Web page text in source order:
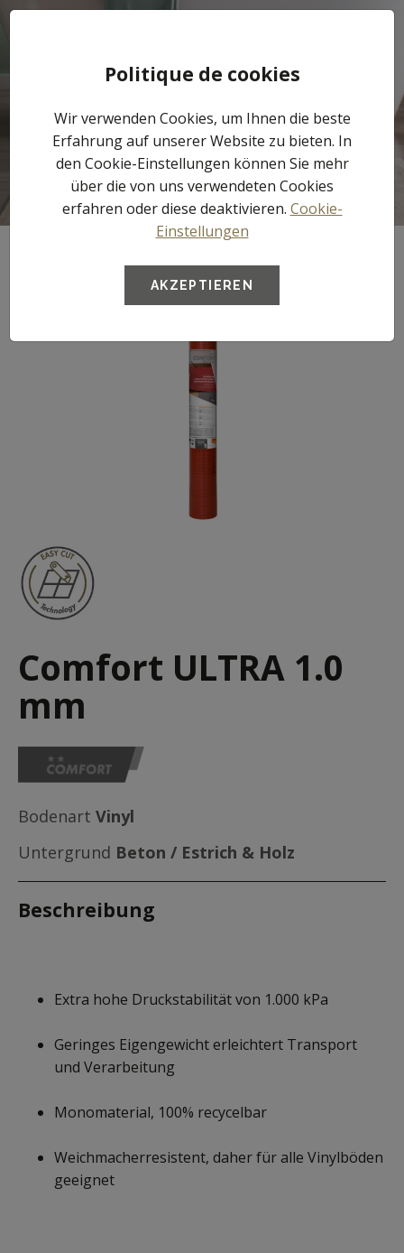
Verlegeunterlagen
Comfort ULTRA 1.0
mm
Bodenart Vinyl
Untergrund Beton / Estrich & Holz
Beschreibung
Extra hohe Druckstabilität von 1.000 kPa
Geringes Eigengewicht erleichtert Transport
und Verarbeitung
Monomaterial, 100% recycelbar
Weichmacherresistent, daher für alle Vinylböden
geeignet
Politique de cookies
Wir verwenden Cookies, um Ihnen die beste
Erfahrung auf unserer Website zu bieten. In
den Cookie-Einstellungen können Sie mehr
über die von uns verwendeten Cookies
erfahren oder diese deaktivieren. Cookie-
Einstellungen
AKZEPTIEREN